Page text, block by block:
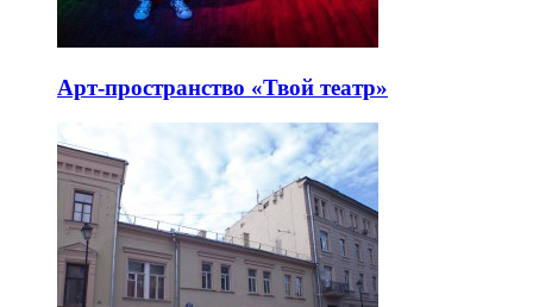
Арт-пространство «Твой театр»